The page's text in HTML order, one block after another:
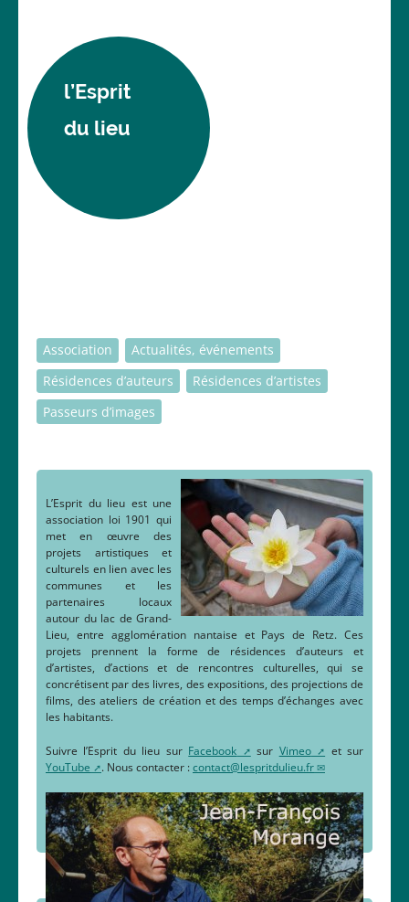
l’Esprit
du lieu
Association
Actualités, événements
Résidences d’auteurs
Résidences d’artistes
Passeurs d’images
L’Esprit du lieu est une
association loi 1901 qui
met en œuvre des
projets artistiques et
culturels en lien avec les
communes et les
partenaires locaux
autour du lac de Grand-
Lieu, entre agglomération nantaise et Pays de Retz. Ces
projets prennent la forme de résidences d’auteurs et
d’artistes, d’actions et de rencontres culturelles, qui se
concrétisent par des livres, des expositions, des projections de
films, des ateliers de création et des temps d’échanges avec
les habitants.
Suivre l’Esprit du lieu sur Facebook sur Vimeo
et sur
YouTube
. Nous contacter :contact@lespritdulieu.fr
En savoir plus…